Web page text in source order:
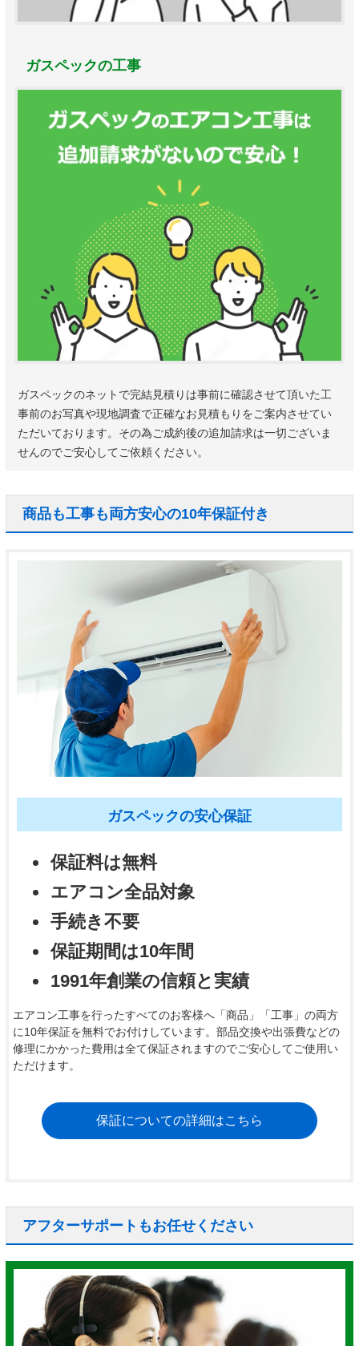
ガスペックの工事
ガスペックのネットで完結見積りは事前に確認させて頂いた工
事前のお写真や現地調査で正確なお見積もりをご案内させてい
ただいております。その為ご成約後の追加請求は一切ございま
せんのでご安心してご依頼ください。
商品も工事も両方安心の10年保証付き
ガスペックの安心保証
保証料は無料
エアコン全品対象
手続き不要
保証期間は10年間
1991年創業の信頼と実績
エアコン工事を行ったすべてのお客様へ「商品」「工事」の両方
に10年保証を無料でお付けしています。部品交換や出張費などの
修理にかかった費用は全て保証されますのでご安心してご使用い
ただけます。
保証についての詳細はこちら
アフターサポートもお任せください